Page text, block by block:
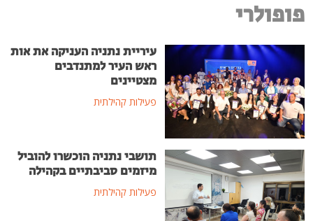
פופולרי
עיריית נתניה העניקה את אות
ראש העיר למתנדבים
מצטיינים
פעילות קהילתית
תושבי נתניה הוכשרו להוביל
מיזמים סביבתיים בקהילה
פעילות קהילתית